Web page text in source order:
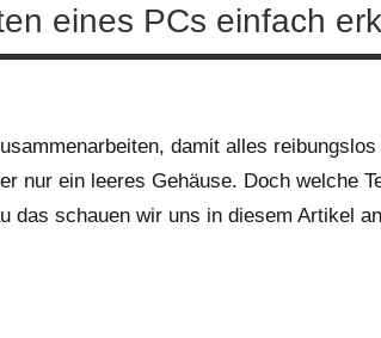
eines PCs einfach
damit alles
nur ein leeres Gehäuse. Doch welche
das schauen wir uns in diesem Artikel